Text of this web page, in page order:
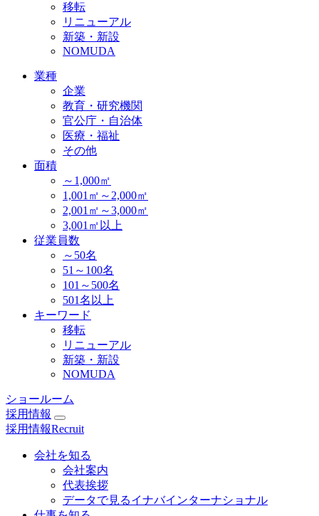
移転
リニューアル
新築・新設
NOMUDA
業種
企業
教育・研究機関
官公庁・自治体
医療・福祉
その他
面積
～1,000㎡
1,001㎡～2,000㎡
2,001㎡～3,000㎡
3,001㎡以上
従業員数
～50名
51～100名
101～500名
501名以上
キーワード
移転
リニューアル
新築・新設
NOMUDA
ショールーム
採用情報
採用情報Recruit
会社を知る
会社案内
代表挨拶
データで見るイナバインターナショナル